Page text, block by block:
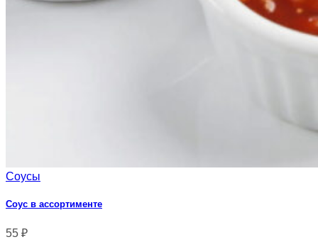
Соусы
Соус в ассортименте
55 ₽